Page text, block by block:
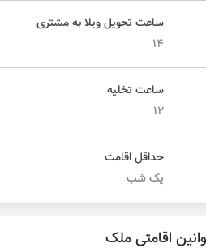
ساعت تحویل ویلا به مشتری
۱۴
ساعت تخلیه
۱۲
حداقل اقامت
یک شب
اقامتی ملک